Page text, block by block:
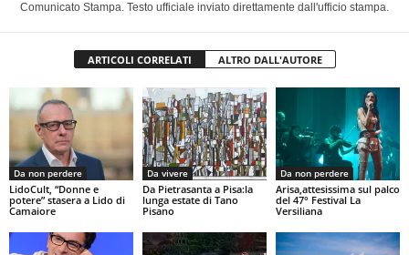
Comunicato Stampa. Testo ufficiale inviato direttamente dall'ufficio stampa.
ARTICOLI CORRELATI ALTRO DALL'AUTORE
Da non perdere
LidoCult, “Donne e
potere” stasera a Lido di
Camaiore
Da vivere
Da Pietrasanta a Pisa:la
lunga estate di Tano
Pisano
Da non perdere
Arisa,attesissima sul palco
del 47° Festival La
Versiliana